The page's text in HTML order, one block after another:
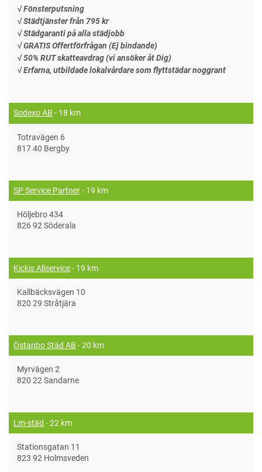
√ Fönsterputsning
√ Städtjänster från 795 kr
√ Städgaranti på alla städjobb
√ GRATIS Offertförfrågan (Ej bindande)
√ 50% RUT skatteavdrag (vi ansöker åt Dig)
√ Erfarna, utbildade lokalvårdare som flyttstädar noggrant
Sodexo AB - 18 km
Totravägen 6
817 40 Bergby
SP Service Partner- 19 km
Höljebro 434
826 92 Söderala
Kickis Allservice- 19 km
Kallbäcksvägen 10
820 29 Stråtjära
Östanbo Städ AB - 20 km
Myrvägen 2
820 22 Sandarne
Lm-städ - 22 km
Stationsgatan 11
823 92 Holmsveden